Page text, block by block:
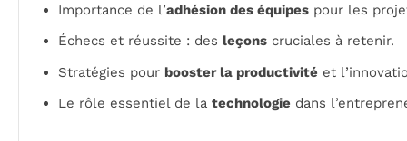
Importance de l’adhésion des équipes pour les
Échecs et réussite : des leçons cruciales à retenir.
Stratégies pour booster la productivité et
Le rôle essentiel de la technologie dans